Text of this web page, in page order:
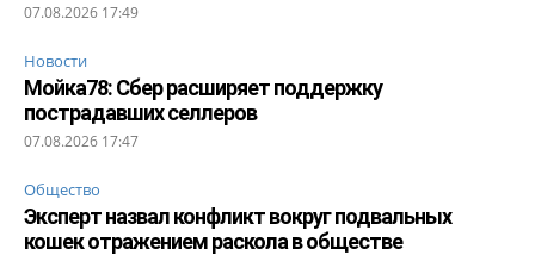
07.08.2026 17:49
Новости
Мойка78: Сбер расширяет поддержку
пострадавших селлеров
07.08.2026 17:47
Общество
Эксперт назвал конфликт вокруг подвальных
кошек отражением раскола в обществе